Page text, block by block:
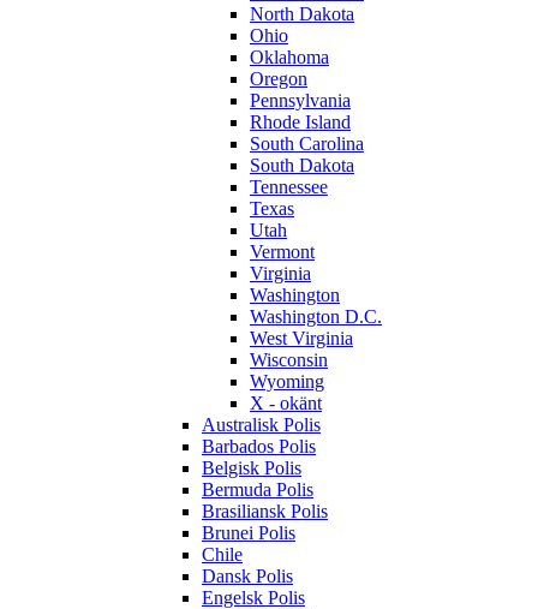
North Dakota
Ohio
Oklahoma
Oregon
Pennsylvania
Rhode Island
South Carolina
South Dakota
Tennessee
Texas
Utah
Vermont
Virginia
Washington
Washington D.C.
West Virginia
Wisconsin
Wyoming
X - okänt
Australisk Polis
Barbados Polis
Belgisk Polis
Bermuda Polis
Brasiliansk Polis
Brunei Polis
Chile
Dansk Polis
Engelsk Polis